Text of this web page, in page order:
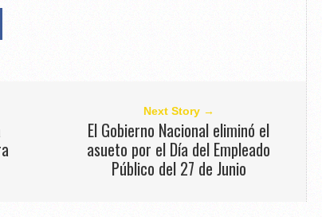
Next Story →
El Gobierno Nacional eliminó el
asueto por el Día del Empleado
Público del 27 de Junio